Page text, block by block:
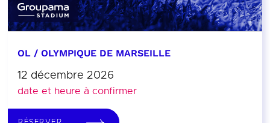
OL / OLYMPIQUE DE MARSEILLE
12 décembre 2026
date et heure à confirmer